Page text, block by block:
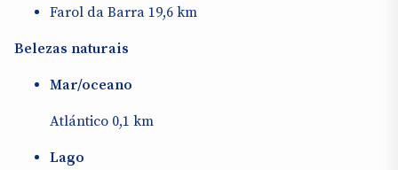
Farol da Barra 19,6 km
Belezas naturais
Mar/oceano
Atlántico 0,1 km
Lago